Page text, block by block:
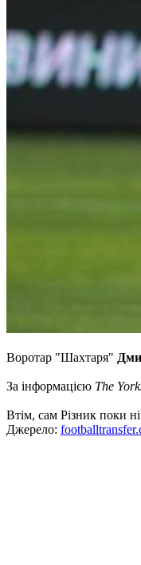
Воротар "Шахтаря"
За інформацією The
Втім, сам Різник поки
Джерело: